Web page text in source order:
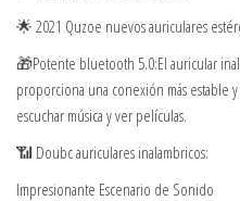
🌟 2021 Quzoe nuevos auriculares
🎁Potente bluetooth 5.0:El auricular
proporciona una conexión más estable
escuchar música y ver películas.
📶 Doubc auriculares inalambricos:
Impresionante Escenario de Sonido